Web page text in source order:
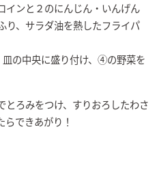
ンと２のにんじん・いんげん
り、サラダ油を熱したフライパ
の中央に盛り付け、④の野菜を
ろみをつけ、すりおろしたわさ
できあがり！